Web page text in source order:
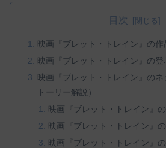
目次
映画『ブレット・トレイン』の作
映画『ブレット・トレイン』の登
映画『ブレット・トレイン』のネ
トーリー解説）
映画『ブレット・トレイン』の
映画『ブレット・トレイン』の
映画『ブレット・トレイン』の